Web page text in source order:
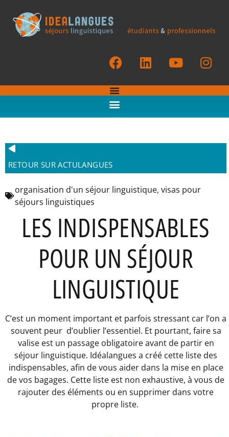
RETOUR SUR ACTULANGUES
organisation d'un séjour linguistique, visas pour
séjours linguistiques
LES INDISPENSABLES
POUR UN SÉJOUR
LINGUISTIQUE
C’est un moment important et parfois stressant car l’on a
souvent peur d’oublier l’essentiel. Et pourtant, faire sa
valise est un passage obligatoire avant de partir en
séjour linguistique. Idéalangues a créé cette liste des
indispensables, afin de vous aider dans la mise en place
de vos bagages. Cette liste est non exhaustive, à vous de
rajouter des éléments ou en supprimer dans votre
propre liste.